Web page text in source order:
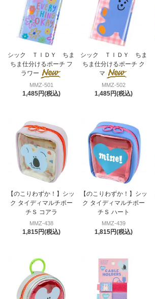
シック ＴＩＤＹ ちま
ちま仕分けるポーチ フ
ラワー
MMZ-501
1,485円(税込)
シック ＴＩＤＹ ちま
ちま仕分けるポーチ ク
マ
MMZ-502
1,485円(税込)
【のこりわずか！】シッ
ク タイディマルチポー
チＳ コアラ
MMZ-438
1,815円(税込)
【のこりわずか！】シッ
ク タイディマルチポー
チＳ ハート
MMZ-439
1,815円(税込)